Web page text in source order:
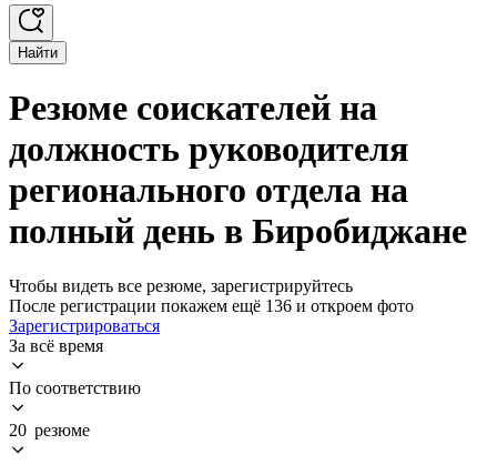
Найти
Резюме соискателей на
должность руководителя
регионального отдела на
полный день в Биробиджане
Чтобы видеть все резюме, зарегистрируйтесь
После регистрации покажем ещё 136 и откроем фото
Зарегистрироваться
За всё время
По соответствию
20 резюме